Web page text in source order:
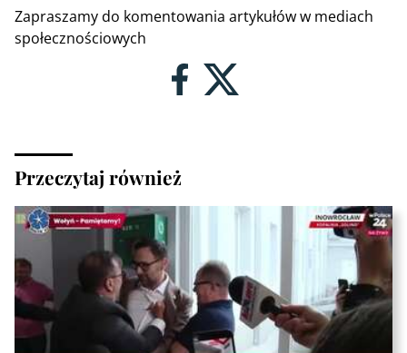
Zapraszamy do komentowania artykułów w mediach
społecznościowych
Przeczytaj również